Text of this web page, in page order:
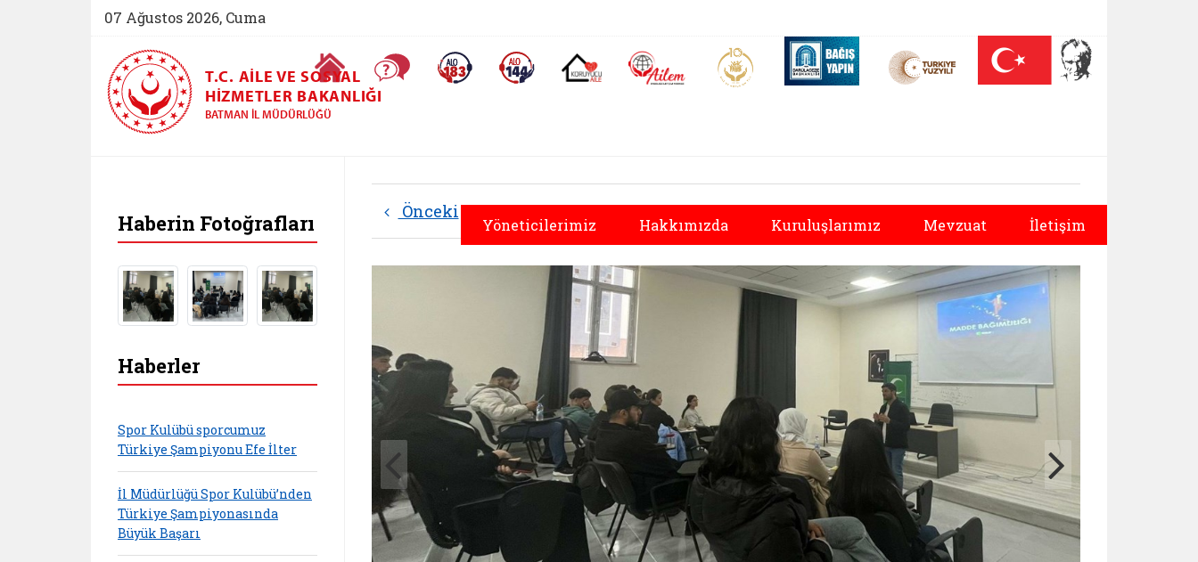
07 Ağustos 2026, Cuma
Ana Sayfa Sıkça Sorulan SorularAlo 183 (yeni sekmede açılır)Alo 144 (yeni sekmede açılır)Koruyucu Aile (yeni sekmede açılır)
AİLEM İletişim Merkezi (yeni sekmede açılır)
Aile ve Nüfus On Yılı (yeni sekmede açılır)Darülaceze bağış sayfası (yeni sekmede açılır)
T.C. AILE VE SOSYAL
HIZMETLER BAKANLIĞI
BATMAN İL MÜDÜRLÜĞÜ
Yöneticilerimiz Hakkımızda Kuruluşlarımız Mevzuat İletişim
Önceki Sonraki
Haberin Fotoğrafları
Haberler
Spor Kulübü sporcumuz
Türkiye Şampiyonu Efe İlter
İl Müdürlüğü Spor Kulübü’nden
Türkiye Şampiyonasında
Büyük Başarı